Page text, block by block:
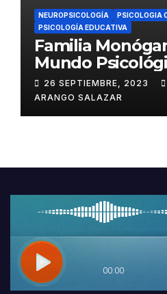
NEUROPSICOLOGÍA
PSICOLOGIA
PSICOLOGÍA EDUCATIVA
Familia
Mundo
26 SEPTIEMBRE, 2023
ARANGO SALAZAR